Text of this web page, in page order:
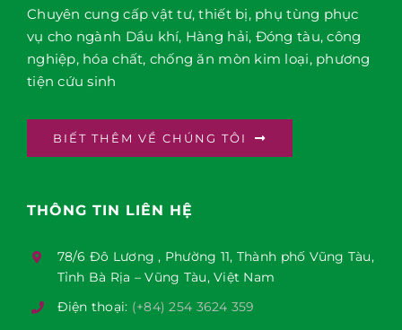
Chuyên cung cấp vật tư, thiết bị, phụ tùng phục
vụ cho ngành Dầu khí, Hàng hải, Đóng tàu, công
nghiệp, hóa chất, chống ăn mòn kim loại, phương
tiện cứu sinh
BIẾT THÊM VỀ CHÚNG TÔI
THÔNG TIN LIÊN HỆ
78/6 Đô Lương , Phường 11, Thành phố Vũng Tàu,
Tỉnh Bà Rịa – Vũng Tàu, Việt Nam
Điện thoại: (+84) 254 3624 359